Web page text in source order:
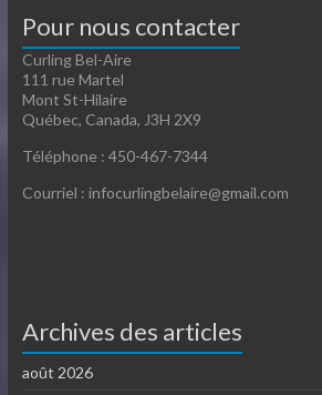
Pour nous contacter
Curling Bel-Aire
111 rue Martel
Mont St-Hilaire
Québec, Canada, J3H 2X9
Téléphone : 450-467-7344
Courriel : infocurlingbelaire@gmail.com
Archives des articles
août 2026